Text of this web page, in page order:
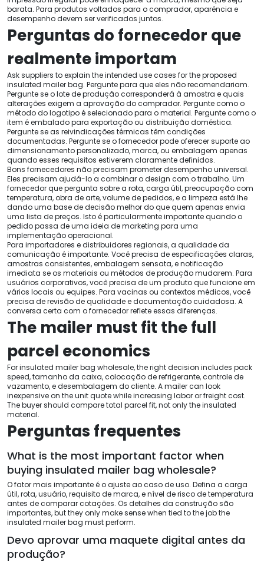
barata. Para produtos voltados para o comprador, aparência e
desempenho devem ser verificados juntos.
Perguntas do fornecedor que
realmente importam
Ask suppliers to explain the intended use cases for the proposed
insulated mailer bag. Pergunte para que eles não recomendariam.
Pergunte se o lote de produção corresponderá à amostra e quais
alterações exigem a aprovação do comprador. Pergunte como o
método do logotipo é selecionado para o material. Pergunte como o
item é embalado para exportação ou distribuição doméstica.
Pergunte se as reivindicações térmicas têm condições
documentadas. Pergunte se o fornecedor pode oferecer suporte ao
dimensionamento personalizado, marca, ou embalagem apenas
quando esses requisitos estiverem claramente definidos.
Bons fornecedores não precisam prometer desempenho universal.
Eles precisam ajudá-lo a combinar o design com o trabalho. Um
fornecedor que pergunta sobre a rota, carga útil, preocupação com
temperatura, obra de arte, volume de pedidos, e a limpeza está lhe
dando uma base de decisão melhor do que quem apenas envia
uma lista de preços. Isto é particularmente importante quando o
pedido passa de uma ideia de marketing para uma
implementação operacional.
Para importadores e distribuidores regionais, a qualidade da
comunicação é importante. Você precisa de especificações claras,
amostras consistentes, embalagem sensata, e notificação
imediata se os materiais ou métodos de produção mudarem. Para
usuários corporativos, você precisa de um produto que funcione em
vários locais ou equipes. Para vacinas ou contextos médicos, você
precisa de revisão de qualidade e documentação cuidadosa. A
conversa certa com o fornecedor reflete essas diferenças.
The mailer must fit the full
parcel economics
For insulated mailer bag wholesale,the right decision includes pack
speed, tamanho da caixa, colocação de refrigerante, controle de
vazamento, e desembalagem do cliente. A mailer can look
inexpensive on the unit quote while increasing labor or freight cost.
The buyer should compare total parcel fit,not only the insulated
material.
Perguntas frequentes
What is the most important factor when
buying insulated mailer bag wholesale?
O fator mais importante é o ajuste ao caso de uso. Defina a carga
útil, rota, usuário, requisito de marca, e nível de risco de temperatura
antes de comparar cotações. Os detalhes da construção são
importantes,but they only make sense when tied to the job the
insulated mailer bag must perform.
Devo aprovar uma maquete digital antes da
produção?